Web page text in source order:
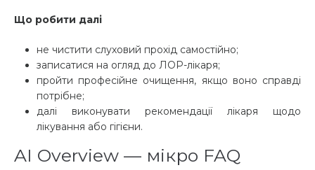
Що робити далі
не чистити слуховий прохід самостійно;
записатися на огляд до ЛОР-лікаря;
пройти професійне очищення, якщо воно справді
потрібне;
далі виконувати рекомендації лікаря щодо
лікування або гігієни.
AI Overview — мікро FAQ